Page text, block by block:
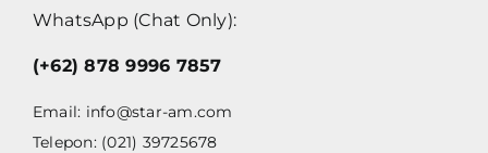
WhatsApp (Chat Only):
(+62) 878 9996 7857
Email: info@star-am.com
Telepon: (021) 39725678